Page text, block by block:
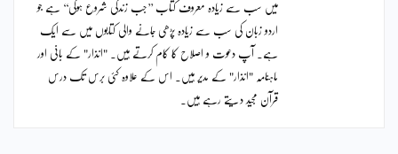
میں سب سے زیادہ معروف کتاب ’’جب زندگی شروع ہوگی‘‘ ہے جو
اردو زبان کی سب سے زیادہ پڑھی جانے والی کتابوں میں سے ایک
ہے۔ آپ دعوت و اصلاح کا کام کرتے ہیں۔ "انذار" کے بانی اور
ماہنامہ "انذار" کے مدیر ہیں۔ اس کے علاوہ کئی برس تک درس
قرآن مجید دیتے رہے ہیں۔